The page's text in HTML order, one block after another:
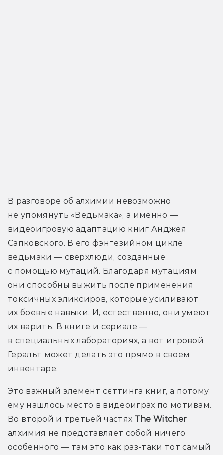
В разговоре об алхимии невозможно
не упомянуть «Ведьмака», а именно —
видеоигровую адаптацию книг Анджея
Сапковского. В его фэнтезийном цикле
ведьмаки — сверхлюди, созданные
с помощью мутаций. Благодаря мутациям
они способны выжить после применения
токсичных эликсиров, которые усиливают
их боевые навыки. И, естественно, они умеют
их варить. В книге и сериале —
в специальных лабораториях, а вот игровой
Геральт может делать это прямо в своем
инвентаре.
Это важный элемент сеттинга книг, а потому
ему нашлось место в видеоиграх по мотивам.
Во второй и третьей частях
алхимия не представляет собой ничего
особенного — там это как раз-таки тот самый